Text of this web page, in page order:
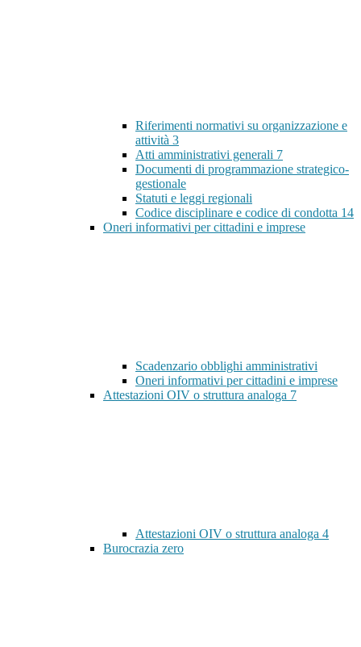
Riferimenti normativi su organizzazione e
attività 3
Atti amministrativi generali 7
Documenti di programmazione strategico-
gestionale
Statuti e leggi regionali
Codice disciplinare e codice di condotta 14
Oneri informativi per cittadini e imprese
Scadenzario obblighi amministrativi
Oneri informativi per cittadini e imprese
Attestazioni OIV o struttura analoga 7
Attestazioni OIV o struttura analoga 4
Burocrazia zero